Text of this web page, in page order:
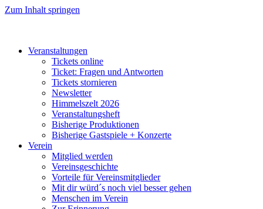
Zum Inhalt springen
Veranstaltungen
Tickets online
Ticket: Fragen und Antworten
Tickets stornieren
Newsletter
Himmelszelt 2026
Veranstaltungsheft
Bisherige Produktionen
Bisherige Gastspiele + Konzerte
Verein
Mitglied werden
Vereinsgeschichte
Vorteile für Vereinsmitglieder
Mit dir würd´s noch viel besser gehen
Menschen im Verein